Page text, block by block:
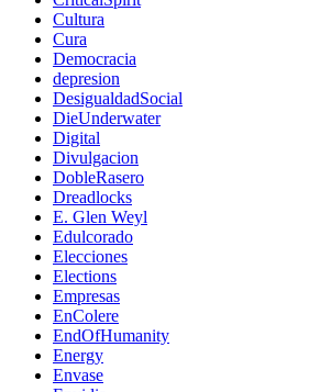
Cultura
Cura
Democracia
depresion
DesigualdadSocial
DieUnderwater
Digital
Divulgacion
DobleRasero
Dreadlocks
E. Glen Weyl
Edulcorado
Elecciones
Elections
Empresas
EnColere
EndOfHumanity
Energy
Envase